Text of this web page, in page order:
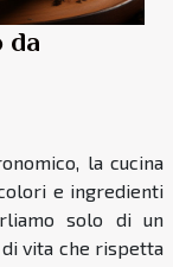
da
la cucina
e ingredienti
solo di un
vita che rispetta